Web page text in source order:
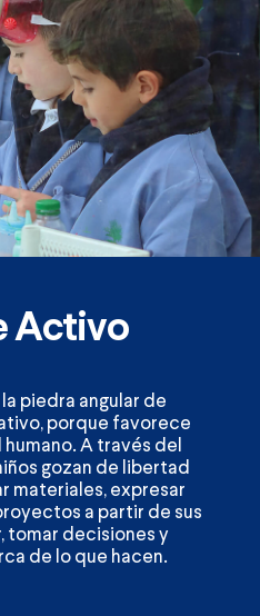
Activo
piedra angular de
porque favorece
A través del
gozan de libertad
materiales, expresar
a partir de sus
tomar decisiones y
de lo que hacen.